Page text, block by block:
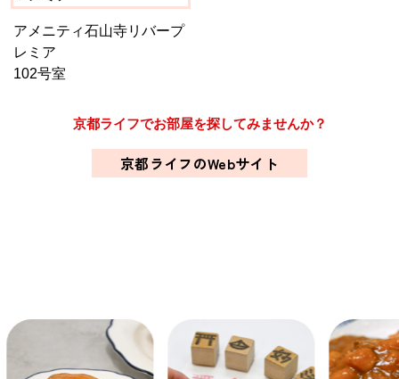
CULTURE
関西で開催。
おすすめの展覧会
紹介します。
おすすめのイベント
アメニティ石山寺リバープ
レミア
102号室
京都ライフでお部屋を探してみませんか？
京都ライフのWebサイト